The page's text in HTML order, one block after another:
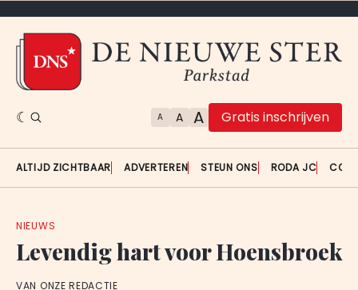
A A A Gratis inschrijven
ALTIJD ZICHTBAAR ADVERTEREN STEUN ONS RODA JC
NIEUWS
Levendig hart voor Hoensbroek
VAN ONZE REDACTIE